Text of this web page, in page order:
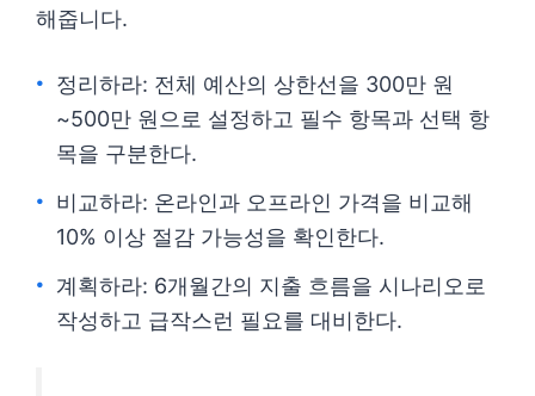
해줍니다.
정리하라: 전체 예산의 상한선을 300만 원
~500만 원으로 설정하고 필수 항목과 선택 항
목을 구분한다.
비교하라: 온라인과 오프라인 가격을 비교해
10% 이상 절감 가능성을 확인한다.
계획하라: 6개월간의 지출 흐름을 시나리오로
작성하고 급작스런 필요를 대비한다.